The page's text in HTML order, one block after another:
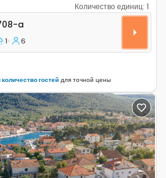
Количество единиц: 1
Стари Град - Stari
a
1 6
гостейдля точной цены